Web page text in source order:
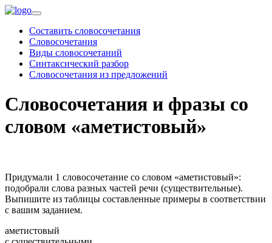
Составить словосочетания
Словосочетания
Виды словосочетаний
Синтаксический разбор
Словосочетания из предложений
Словосочетания и фразы со
словом «аметистовый»
Придумали 1 словосочетание со словом «аметистовый»:
подобрали слова разных частей речи (существительные).
Выпишите из таблицы составленные примеры в соответствии
с вашим заданием.
аметистовый